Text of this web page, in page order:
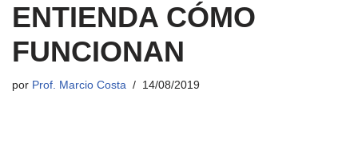
ENTIENDA CÓMO
FUNCIONAN
por Prof. Marcio Costa 14/08/2019